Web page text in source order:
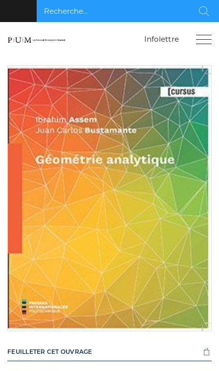
Recherche...
Infolettre
FEUILLETER CET OUVRAGE